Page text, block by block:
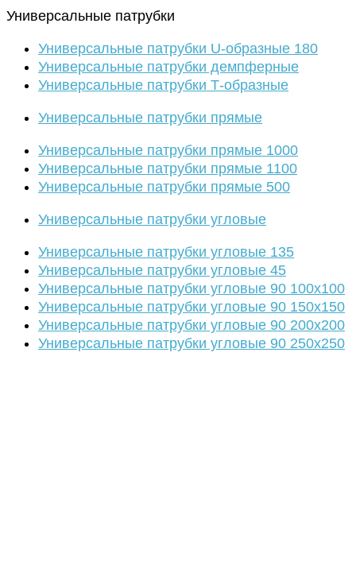
Универсальные патрубки
Универсальные патрубки U-образные 180
Универсальные патрубки демпферные
Универсальные патрубки Т-образные
Универсальные патрубки прямые
Универсальные патрубки прямые 1000
Универсальные патрубки прямые 1100
Универсальные патрубки прямые 500
Универсальные патрубки угловые
Универсальные патрубки угловые 135
Универсальные патрубки угловые 45
Универсальные патрубки угловые 90 100х100
Универсальные патрубки угловые 90 150х150
Универсальные патрубки угловые 90 200х200
Универсальные патрубки угловые 90 250х250